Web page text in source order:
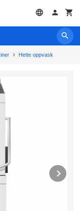
Hette oppvask